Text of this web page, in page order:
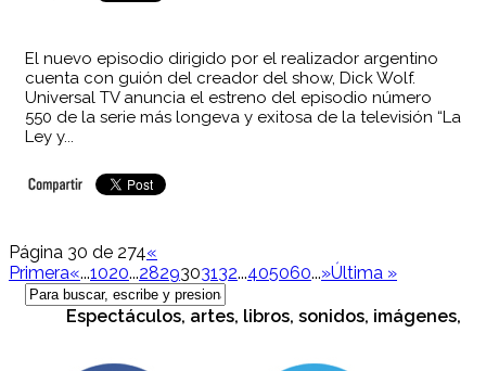
El nuevo episodio dirigido por el realizador argentino
cuenta con guión del creador del show, Dick Wolf.
Universal TV anuncia el estreno del episodio número
550 de la serie más longeva y exitosa de la televisión “La
Ley y...
Página 30 de 274«
Primera«...1020...2829303132...405060...»Última »
Espectáculos, artes, libros, sonidos, imágenes,